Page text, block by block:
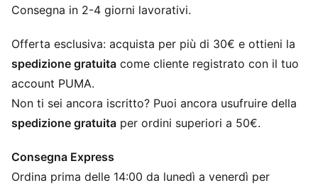
Tappo strutturato
Visiera pre-curvata
Chiusura a strappo regolabile con clip metallica
Loghi PUMA
Consegna in 2-4 giorni lavorativi.
Offerta esclusiva: acquista per più di 30€ e ottieni la
spedizione gratuita come cliente registrato con il tuo
account PUMA.
Non ti sei ancora iscritto? Puoi ancora usufruire della
spedizione gratuita per ordini superiori a 50€.
Consegna Express
Ordina prima delle 14:00 da lunedì a venerdì per